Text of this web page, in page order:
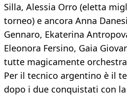
Silla, Alessia Orro (eletta
torneo) e ancora Anna
Gennaro, Ekaterina
Eleonora Fersino, Gaia
tutte magicamente
Per il tecnico argentino è il
dopo i due conquistati con